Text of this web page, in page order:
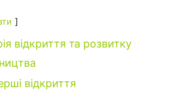
відкриття та розвитку
відкриття